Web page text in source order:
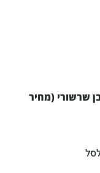
שרשורי (מחיר